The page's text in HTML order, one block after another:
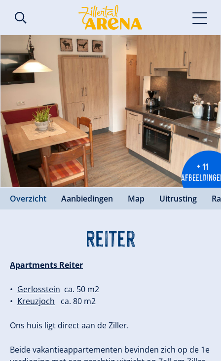
+ 11
Overzicht Aanbiedingen Map Uitrusting
Reiter
Apartments Reiter
Gerlosstein ca. 50 m2
Kreuzjoch ca. 80 m2
Ons huis ligt direct aan de Ziller.
Beide vakantieappartementen bevinden zich op de 1e